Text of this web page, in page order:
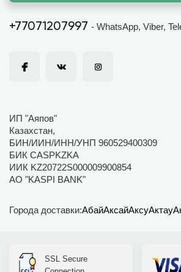
+77071207997 - WhatsApp, Viber,
ИП "Аяпов"
Казахстан,
БИН/ИИН/ИНН/УНП 960529400309
БИК CASPKZKA
ИИК KZ20722S000009900854
АО "KASPI BANK"
Города доставки:АбайАксайАксуАктау
SSL Secure